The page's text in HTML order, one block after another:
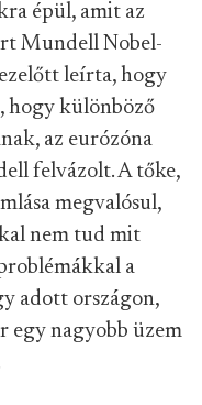
épül, amit az
Mundell Nobel-
leírta, hogy
hogy különböző
az eurózóna
felvázolt. A tőke,
megvalósul,
nem tud mit
a
adott országon,
egy nagyobb üzem